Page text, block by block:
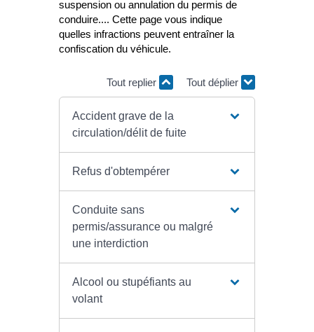
suspension ou annulation du permis de
conduire.... Cette page vous indique
quelles infractions peuvent entraîner la
confiscation du véhicule.
Tout replier Tout déplier
Accident grave de la
circulation/délit de fuite
Refus d'obtempérer
Conduite sans
permis/assurance ou malgré
une interdiction
Alcool ou stupéfiants au
volant